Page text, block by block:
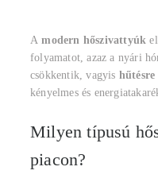
Amodern hőszivattyúk
folyamatot, azaz a nyári
csökkentik, vagyis
kényelmes és
Milyen típusú
piacon?